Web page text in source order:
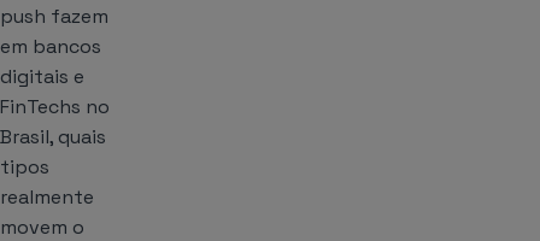
push fazem
em bancos
digitais e
FinTechs no
Brasil, quais
tipos
realmente
movem o